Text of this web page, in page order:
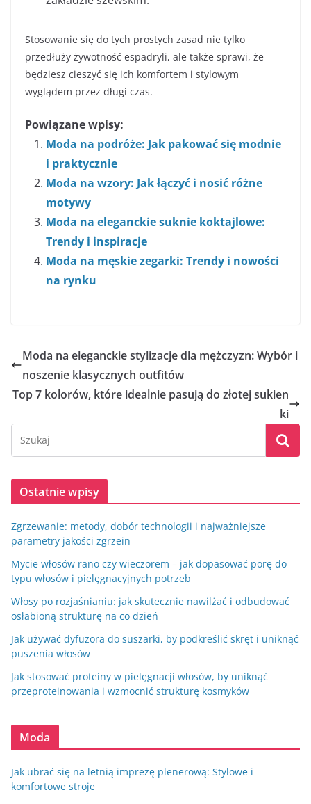
Stosowanie się do tych prostych zasad nie tylko
przedłuży żywotność espadryli, ale także sprawi, że
będziesz cieszyć się ich komfortem i stylowym
wyglądem przez długi czas.
Powiązane wpisy:
Moda na podróże: Jak pakować się modnie
i praktycznie
Moda na wzory: Jak łączyć i nosić różne
motywy
Moda na eleganckie suknie koktajlowe:
Trendy i inspiracje
Moda na męskie zegarki: Trendy i nowości
na rynku
Moda na eleganckie stylizacje dla mężczyzn: Wybór i
noszenie klasycznych outfitów
Top 7 kolorów, które idealnie pasują do złotej sukien
ki
Ostatnie wpisy
Zgrzewanie: metody, dobór technologii i najważniejsze
parametry jakości zgrzein
Mycie włosów rano czy wieczorem – jak dopasować porę do
typu włosów i pielęgnacyjnych potrzeb
Włosy po rozjaśnianiu: jak skutecznie nawilżać i odbudować
osłabioną strukturę na co dzień
Jak używać dyfuzora do suszarki, by podkreślić skręt i uniknąć
puszenia włosów
Jak stosować proteiny w pielęgnacji włosów, by uniknąć
przeproteinowania i wzmocnić strukturę kosmyków
Moda
Jak ubrać się na letnią imprezę plenerową: Stylowe i
komfortowe stroje